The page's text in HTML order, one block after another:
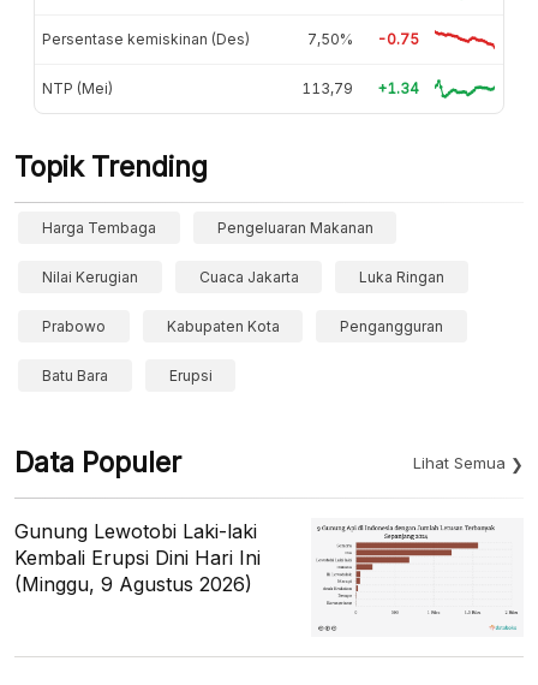
Persentase kemiskinan (Des) 7,50% -0.75
NTP (Mei) 113,79 +1.34
Topik Trending
Harga Tembaga Pengeluaran Makanan
Nilai Kerugian Cuaca Jakarta Luka Ringan
Prabowo Kabupaten Kota Pengangguran
Batu Bara Erupsi
Data Populer Lihat Semua
Gunung Lewotobi Laki-laki
Kembali Erupsi Dini Hari Ini
(Minggu, 9 Agustus 2026)